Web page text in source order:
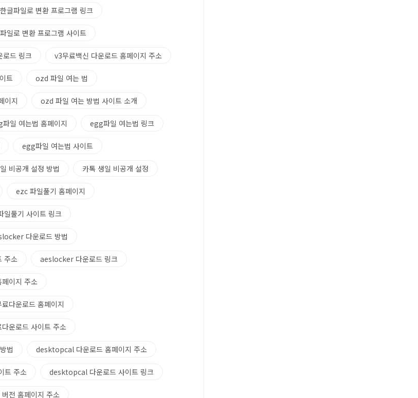
글파일로 변환 프로그램 링크
일로 변환 프로그램 사이트
로드 링크 v3무료백신 다운로드 홈페이지 주소
트 ozd 파일 여는 법
이지 ozd 파일 여는 방법 사이트 소개
일 여는법 홈페이지 egg파일 여는법 링크
egg파일 여는법 사이트
비공개 설정 방법 카톡 생일 비공개 설정
ezc 파일풀기 홈페이지
일풀기 사이트 링크
다운로드 방법
주소 aeslocker 다운로드 링크
이지 주소
다운로드 홈페이지
운로드 사이트 주소
법 desktopcal 다운로드 홈페이지 주소
트 주소 desktopcal 다운로드 사이트 링크
전 홈페이지 주소